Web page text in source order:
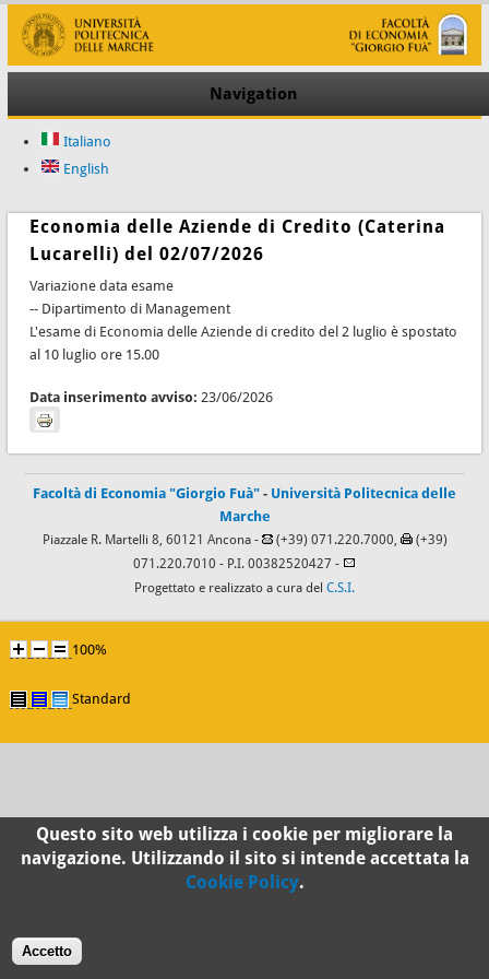
Navigation
Italiano
English
Economia delle Aziende di Credito (Caterina
Lucarelli) del 02/07/2026
Variazione data esame
-- Dipartimento di Management
L'esame di Economia delle Aziende di credito del 2 luglio è spostato
al 10 luglio ore 15.00
Data inserimento avviso: 23/06/2026
Facoltà di Economia "Giorgio Fuà" - Università Politecnica delle
Marche
Piazzale R. Martelli 8, 60121 Ancona - (+39) 071.220.7000,
(+39)
071.220.7010 - P.I. 00382520427 -
Progettato e realizzato a cura del C.S.I.
100%
Standard
Questo sito web utilizza i cookie per migliorare la
navigazione. Utilizzando il sito si intende accettata la
Cookie Policy.
Accetto